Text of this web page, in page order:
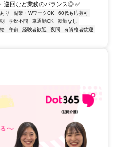
巡回など業務のバランス◎ ✅ ...
り 副業・WワークOK
60代も応募可
学歴不問 車通勤OK
転勤なし
午前 経験者歓迎 夜間
有資格者歓迎